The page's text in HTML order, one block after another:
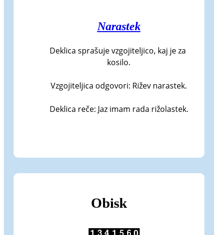
Narastek
Deklica sprašuje vzgojiteljico, kaj je za
kosilo.
Vzgojiteljica odgovori: Rižev narastek.
Deklica reče: Jaz imam rada rižolastek.
Obisk